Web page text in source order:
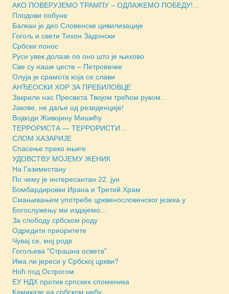
АКО ПОВЕРУЈЕМО ТРАМПУ – ОДЛАЖЕМО ПОБЕДУ!...
Плодови побуне
Балкан је део Словенске цивилизације
Гогољ и свети Тихон Задонски
Србски понос
Руси увек долазе по оно што је њихово
Све су наше цесте – Петровачке
Олуја је срамота која се слави
АНЂЕОСКИ ХОР ЗА ПРЕБИЛОВЦЕ
Закрили нас Пресвета Твојом трећом руком...
Јакове, не даље од резиденције!
Војводи Живојину Мишићу
ТЕРРОРИСТА — ТЕРРОРИСТИ...
СЛОМ ХАЗАРИЈЕ
Спасење преко књиге
УДОВСТВУ МОЈЕМУ ЖЕНИК
На Газиместану
По чему је интересантан 22. јун
Бомбардировки Ирана и Третий Храм
Смањивањем употребе црквенословенског језика у
Богослужењу ми издајемо...
За слободу србском роду
Одредити приоритете
Чувај се, мој роде
Гогољева "Страшна освета"
Има ли јереси у Србској цркви?
Ноћ под Острогом
ЕУ НДХ против српских споменика
Камиказе на србском небу